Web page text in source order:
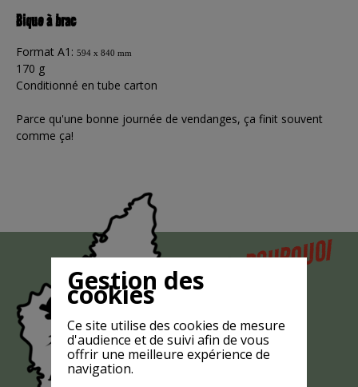
Bique à brac
Format A1: 594 x 840 mm
170 g
Conditionné en tube carton
Parce qu'une bonne journée de vendanges, ça finit souvent
comme ça!
MAISPOURQUOI
LA CHÈVRE
EST-ELLE
MASQUÉE
Gestion des
cookies
Ce site utilise des cookies de mesure
d'audience et de suivi afin de vous
offrir une meilleure expérience de
navigation.